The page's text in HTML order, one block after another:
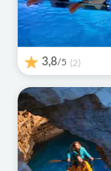
3,8/5 (2)